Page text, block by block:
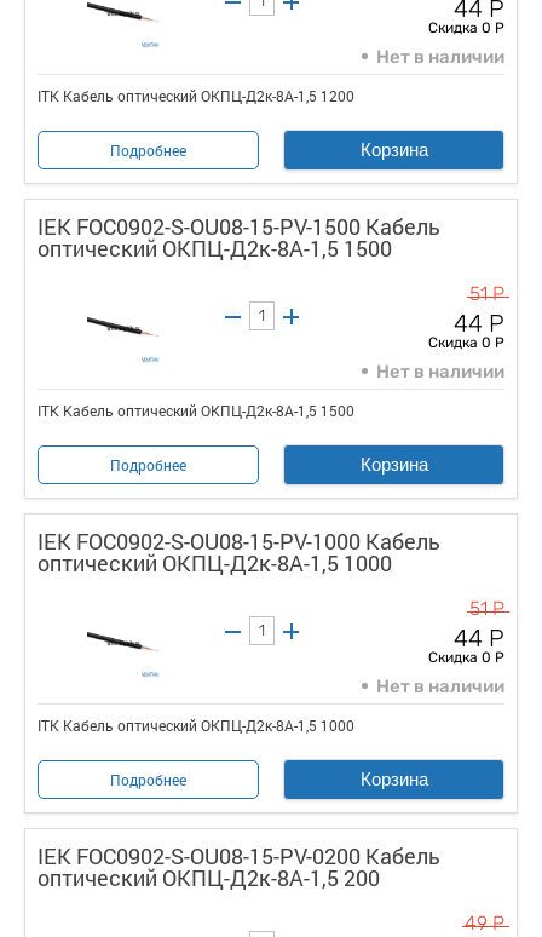
44 Р
Скидка 0 Р
Нет в наличии
ITK Кабель оптический ОКПЦ-Д2к-8А-1,5 1200
Подробнее Корзина
IEK FOC0902-S-OU08-15-PV-1500 Кабель
оптический ОКПЦ-Д2к-8А-1,5 1500
51 Р
44 Р
Скидка 0 Р
Нет в наличии
ITK Кабель оптический ОКПЦ-Д2к-8А-1,5 1500
Подробнее Корзина
IEK FOC0902-S-OU08-15-PV-1000 Кабель
оптический ОКПЦ-Д2к-8А-1,5 1000
51 Р
44 Р
Скидка 0 Р
Нет в наличии
ITK Кабель оптический ОКПЦ-Д2к-8А-1,5 1000
Подробнее Корзина
IEK FOC0902-S-OU08-15-PV-0200 Кабель
оптический ОКПЦ-Д2к-8А-1,5 200
49 Р